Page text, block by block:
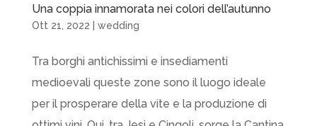
Una coppia innamorata nei colori dell’autunno
Ott 21, 2022 wedding
Tra borghi antichissimi e insediamenti
medioevali queste zone sono il luogo ideale
per il prosperare della vite e la produzione di